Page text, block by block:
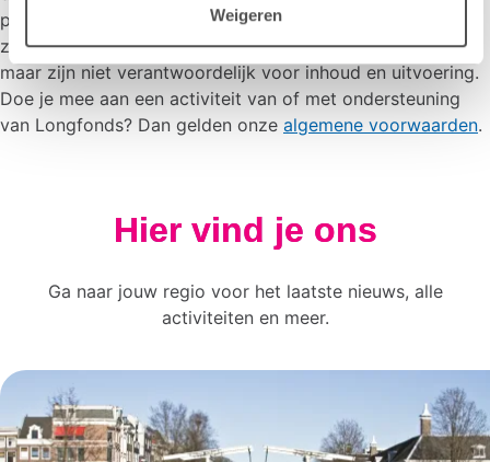
Weigeren
particulieren. Is een activiteit niet van Longfonds? Dan
zetten we er een toelichting bij: we vinden ze waardevol,
maar zijn niet verantwoordelijk voor inhoud en uitvoering.
Doe je mee aan een activiteit van of met ondersteuning
van Longfonds? Dan gelden onze algemene voorwaarden.
Hier vind je ons
Ga naar jouw regio voor het laatste nieuws, alle
activiteiten en meer.